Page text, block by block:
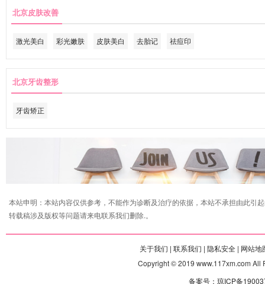
北京皮肤改善
激光美白 彩光嫩肤 皮肤美白 去胎记 祛痘印
北京牙齿整形
牙齿矫正
本站申明：本站内容仅供参考，不能作为诊断及治疗的依据，本站不承担由此引
转载稿涉及版权等问题请来电联系我们删除.。
关于我们 | 联系我们 | 隐私安全 | 网站地
Copyright © 2019 www.117xm.com All
备案号：琼ICP备